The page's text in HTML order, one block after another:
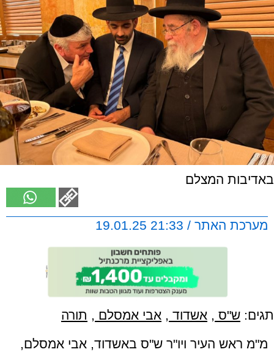
באדיבות המצלם
מערכת האתר / 21:33 19.01.25
תגים: ש"ס , אשדוד , אבי אמסלם , תורה
מ"מ ראש העיר ויו"ר ש"ס באשדוד, אבי אמסלם,